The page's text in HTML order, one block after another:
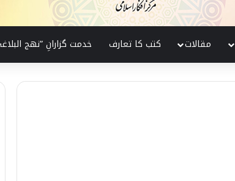
مقالات کتب کا تعارف خدمت گزارانِ ”نھج